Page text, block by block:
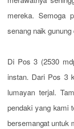
mereka. Semoga
senang naik
Di Pos 3 (2530
instan. Dari Pos 3
lumayan terjal.
pendaki yang kami
bersemangat untuk